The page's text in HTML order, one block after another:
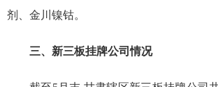
剂、金川镍钴。
三、新三板挂牌公司情况